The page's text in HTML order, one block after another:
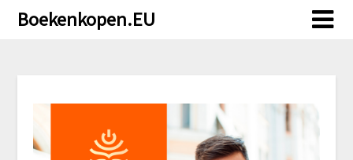
Doorgaan
naarBoekenkopen.EU